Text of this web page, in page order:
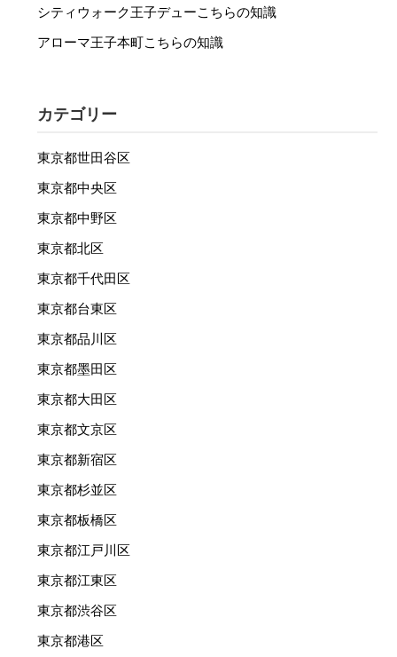
シティウォーク王子デューこちらの知識
アローマ王子本町こちらの知識
カテゴリー
東京都世田谷区
東京都中央区
東京都中野区
東京都北区
東京都千代田区
東京都台東区
東京都品川区
東京都墨田区
東京都大田区
東京都文京区
東京都新宿区
東京都杉並区
東京都板橋区
東京都江戸川区
東京都江東区
東京都渋谷区
東京都港区